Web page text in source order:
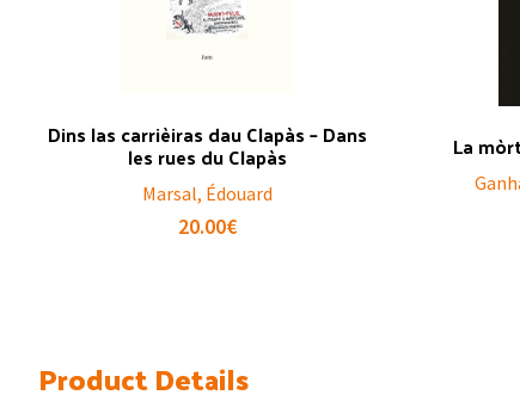
Dins las carrièiras dau Clapàs – Dans
les rues du Clapàs
Marsal, Édouard
20.00€
La
Product Details